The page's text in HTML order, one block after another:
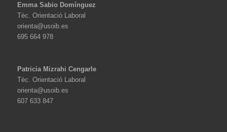
Emma Sabio Domínguez
Tèc. Orientació Laboral
orienta@usoib.es
695 664 978
Patricia Mizrahi Cengarle
Tèc. Orientació Laboral
orienta@usoib.es
607 633 847